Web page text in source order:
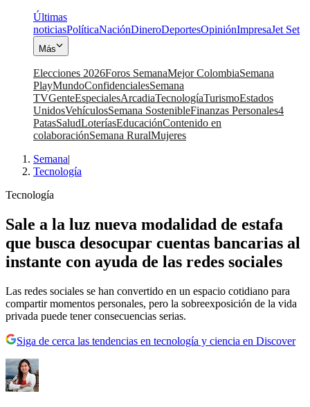
Últimas
noticiasPolíticaNaciónDineroDeportesOpiniónImpresaJet Set
Más
Elecciones 2026Foros SemanaMejor ColombiaSemana
PlayMundoConfidencialesSemana
TVGenteEspecialesArcadiaTecnologíaTurismoEstados
UnidosVehículosSemana SostenibleFinanzas Personales4
PatasSaludLoteríasEducaciónContenido en
colaboraciónSemana RuralMujeres
Semana|
Tecnología
Tecnología
Sale a la luz nueva modalidad de estafa
que busca desocupar cuentas bancarias al
instante con ayuda de las redes sociales
Las redes sociales se han convertido en un espacio cotidiano para
compartir momentos personales, pero la sobreexposición de la vida
privada puede tener consecuencias serias.
Siga de cerca las tendencias en tecnología y ciencia en Discover